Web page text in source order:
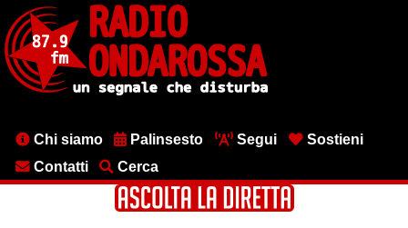
contenuto
principale
MenuChi siamo Palinsesto Segui
Sostieni
Contatti
Cerca